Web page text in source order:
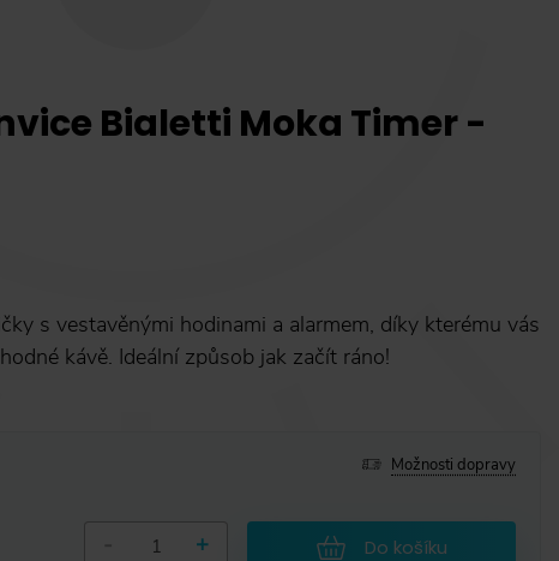
Bialetti Moka Timer -
s vestavěnými hodinami a alarmem, díky kterému vás
kávě. Ideální způsob jak začít ráno!
Možnosti dopravy
+ Do košíku